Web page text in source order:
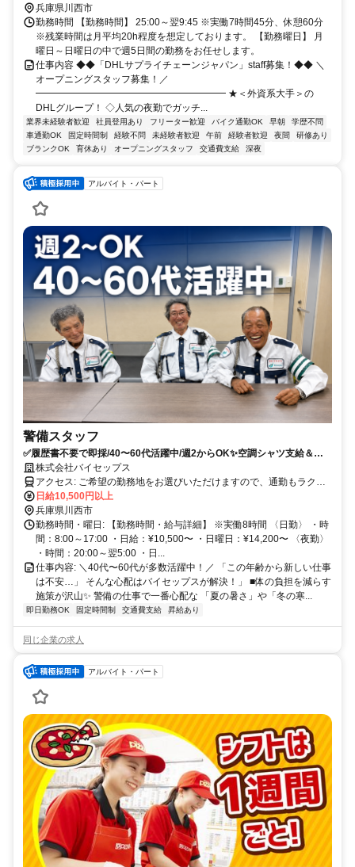
兵庫県川西市
勤務時間 【勤務時間】 25:00～翌9:45 ※実働7時間45分、休憩60分
※残業時間は月平均20h程度を想定しております。 【勤務曜日】 月
曜日～日曜日の中で週5日間の勤務をお任せします。
仕事内容 ◆◆「DHLサプライチェーンジャパン」staff募集！◆◆ ＼
オープニングスタッフ募集！／
━━━━━━━━━━━━━━━━━━━━ ★＜外資系大手＞の
DHLグループ！ ◇人気の夜勤でガッチ...
業界未経験者歓迎 社員登用あり フリーター歓迎 バイク通勤OK 早朝
学歴不問
車通勤OK
固定時間制 経験不問 未経験者歓迎 午前 経験者歓迎 夜間
研修あり
ブランクOK
育休あり オープニングスタッフ 交通費支給 深夜
アルバイト・パート
警備スタッフ
✅履歴書不要で即採/40〜60代活躍中/週2からOK✨空調シャツ支給＆早
く終わっても日給全額保証！
株式会社バイセップス
アクセス: ご希望の勤務地をお選びいただけますので、通勤もラクラ
ク♪
日給10,500円以上
兵庫県川西市
勤務時間・曜日: 【勤務時間・給与詳細】 ※実働8時間 〈日勤〉 ・時
間：8:00～17:00 ・日給：¥10,500〜 ・日曜日：¥14,200〜 〈夜勤〉
・時間：20:00～翌5:00 ・日...
仕事内容: ＼40代〜60代が多数活躍中！／ 「この年齢から新しい仕事
は不安…」 そんな心配はバイセップスが解決！」 ■体の負担を減らす
施策が沢山✨ 警備の仕事で一番心配な 「夏の暑さ」や「冬の寒...
即日勤務OK 固定時間制 交通費支給 昇給あり
同じ企業の求人
アルバイト・パート